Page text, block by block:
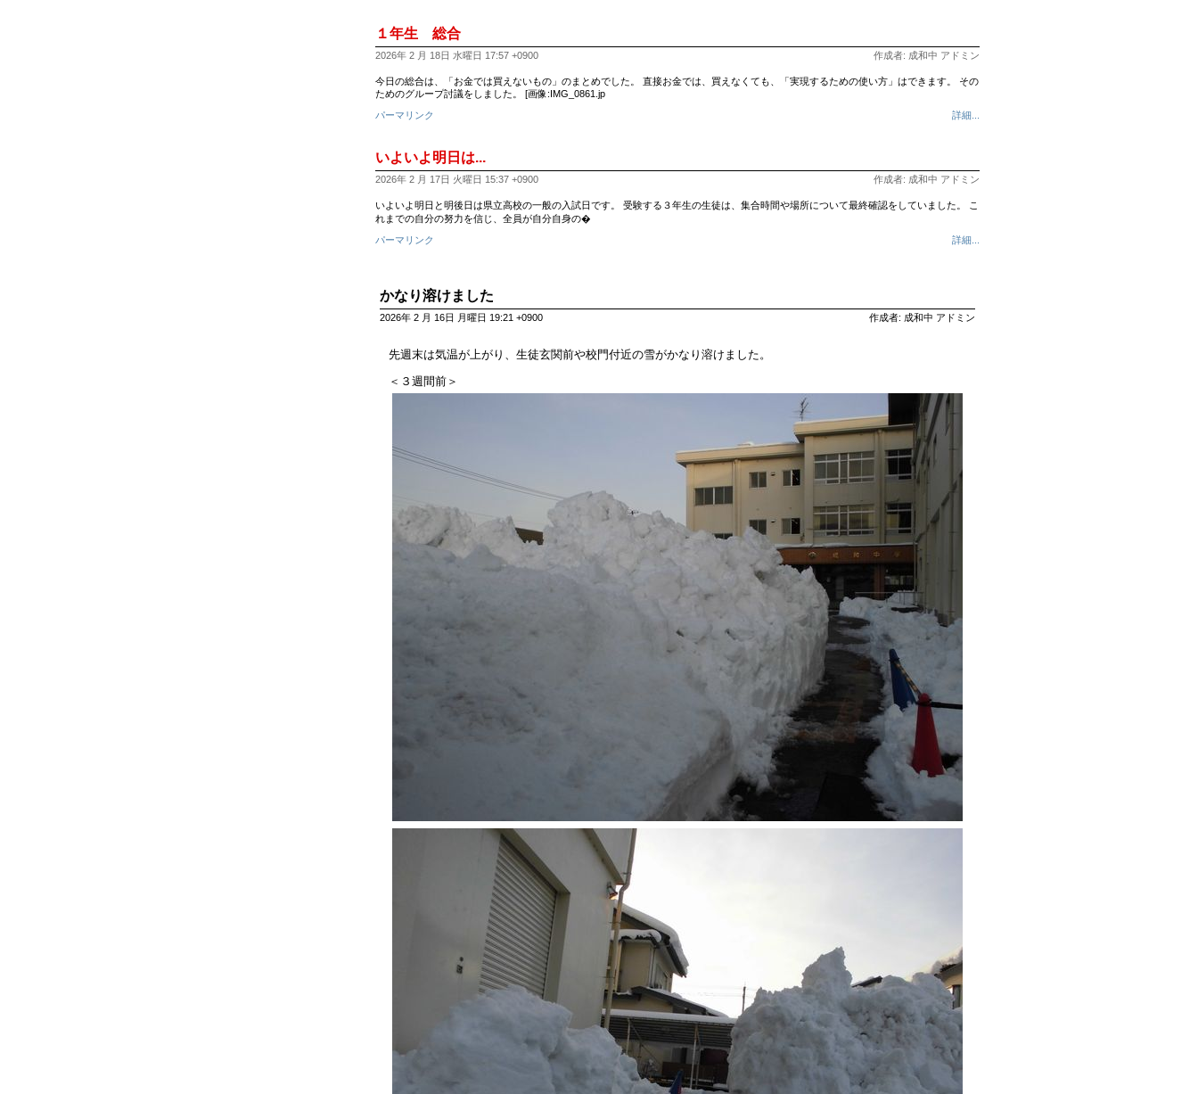
１年生 総合
2026年 2 月 18日 水曜日 17:57 +0900 作成者: 成和中 アドミン
今日の総合は、「お金では買えないもの」のまとめでした。 直接お金では、買えなくても、「実現するための使い方」はできます。 その
ためのグループ討議をしました。 [画像:IMG_0861.jp
パーマリンク
詳細...
いよいよ明日は...
2026年 2 月 17日 火曜日 15:37 +0900 作成者: 成和中 アドミン
いよいよ明日と明後日は県立高校の一般の入試日です。 受験する３年生の生徒は、集合時間や場所について最終確認をしていました。 こ
れまでの自分の努力を信じ、全員が自分自身の�
パーマリンク
詳細...
かなり溶けました
2026年 2 月 16日 月曜日 19:21 +0900 作成者: 成和中 アドミン
先週末は気温が上がり、生徒玄関前や校門付近の雪がかなり溶けました。
＜３週間前＞